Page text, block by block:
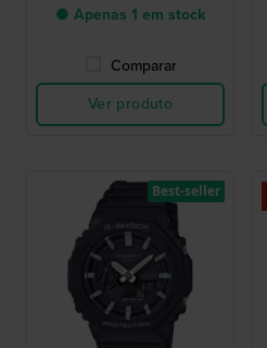
● Apenas 1 em stock
Comparar
Ver produto
Best-seller